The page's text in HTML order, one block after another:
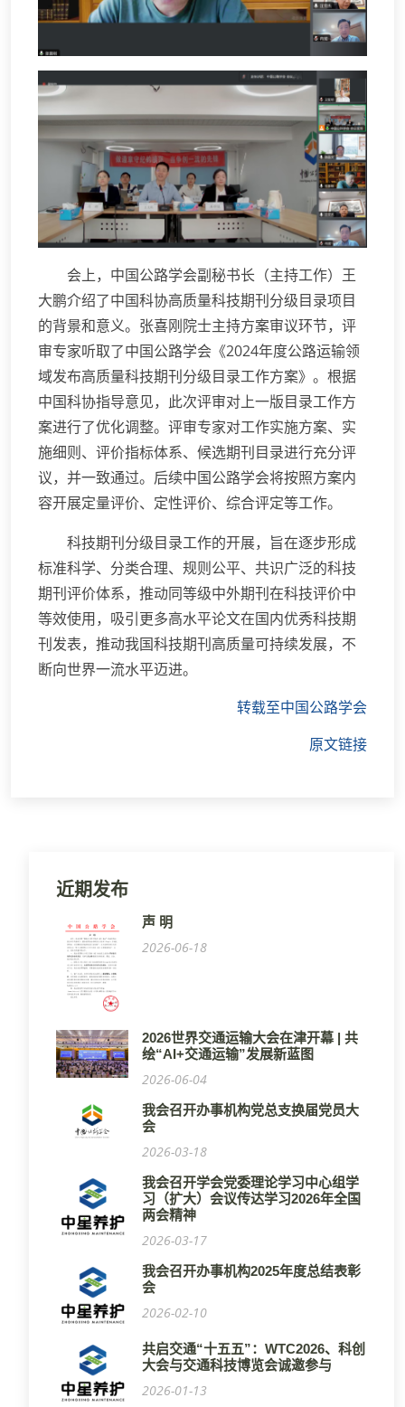
会上，中国公路学会副秘书长（主持工作）王
大鹏介绍了中国科协高质量科技期刊分级目录项目
的背景和意义。张喜刚院士主持方案审议环节，评
审专家听取了中国公路学会《2024年度公路运输领
域发布高质量科技期刊分级目录工作方案》。根据
中国科协指导意见，此次评审对上一版目录工作方
案进行了优化调整。评审专家对工作实施方案、实
施细则、评价指标体系、候选期刊目录进行充分评
议，并一致通过。后续中国公路学会将按照方案内
容开展定量评价、定性评价、综合评定等工作。
科技期刊分级目录工作的开展，旨在逐步形成
标准科学、分类合理、规则公平、共识广泛的科技
期刊评价体系，推动同等级中外期刊在科技评价中
等效使用，吸引更多高水平论文在国内优秀科技期
刊发表，推动我国科技期刊高质量可持续发展，不
断向世界一流水平迈进。
转载至中国公路学会
原文链接
近期发布
声 明
2026-06-18
2026世界交通运输大会在津开幕 | 共
绘“AI+交通运输”发展新蓝图
2026-06-04
我会召开办事机构党总支换届党员大
会
2026-03-18
我会召开学会党委理论学习中心组学
习（扩大）会议传达学习2026年全国
两会精神
2026-03-17
我会召开办事机构2025年度总结表彰
会
2026-02-10
共启交通“十五五”：WTC2026、科创
大会与交通科技博览会诚邀参与
2026-01-13